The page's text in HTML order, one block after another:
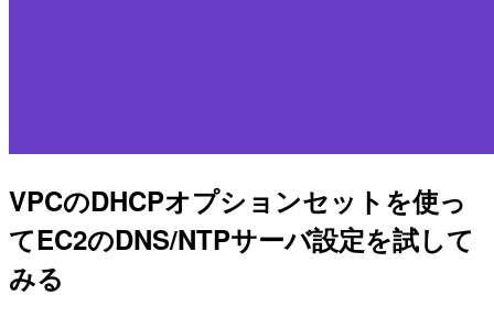
VPCのDHCPオプションセットを使っ
てEC2のDNS/NTPサーバ設定を試して
みる